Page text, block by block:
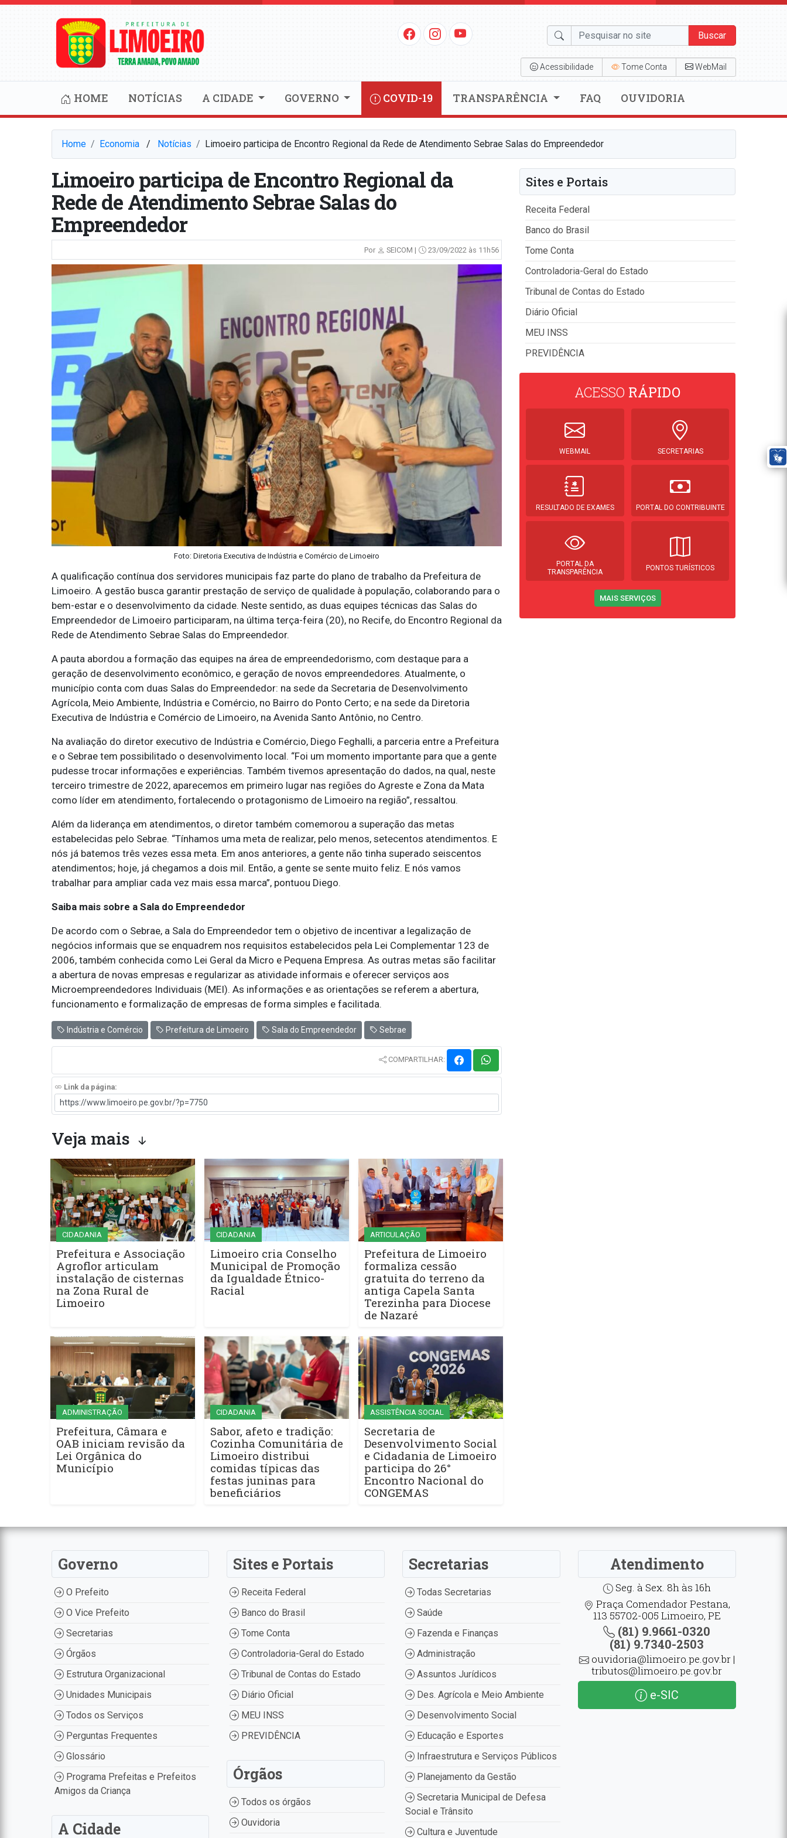
Buscar
Acessibilidade Tome Conta WebMail
HOME NOTÍCIAS A CIDADE GOVERNO COVID-19 TRANSPARÊNCIA FAQ OUVIDORIA
Home Economia⠀/⠀ Notícias Limoeiro participa de Encontro Regional da Rede de Atendimento Sebrae Salas do Empreendedor
Limoeiro participa de Encontro Regional da
Rede de Atendimento Sebrae Salas do
Empreendedor
Por SEICOM | 23/09/2022 às 11h56
Foto: Diretoria Executiva de Indústria e Comércio de Limoeiro
A qualificação contínua dos servidores municipais faz parte do plano de trabalho da Prefeitura de
Limoeiro. A gestão busca garantir prestação de serviço de qualidade à população, colaborando para o
bem-estar e o desenvolvimento da cidade. Neste sentido, as duas equipes técnicas das Salas do
Empreendedor de Limoeiro participaram, na última terça-feira (20), no Recife, do Encontro Regional da
Rede de Atendimento Sebrae Salas do Empreendedor.
A pauta abordou a formação das equipes na área de empreendedorismo, com destaque para a
geração de desenvolvimento econômico, e geração de novos empreendedores. Atualmente, o
município conta com duas Salas do Empreendedor: na sede da Secretaria de Desenvolvimento
Agrícola, Meio Ambiente, Indústria e Comércio, no Bairro do Ponto Certo; e na sede da Diretoria
Executiva de Indústria e Comércio de Limoeiro, na Avenida Santo Antônio, no Centro.
Na avaliação do diretor executivo de Indústria e Comércio, Diego Feghalli, a parceria entre a Prefeitura
e o Sebrae tem possibilitado o desenvolvimento local. “Foi um momento importante para que a gente
pudesse trocar informações e experiências. Também tivemos apresentação do dados, na qual, neste
terceiro trimestre de 2022, aparecemos em primeiro lugar nas regiões do Agreste e Zona da Mata
como líder em atendimento, fortalecendo o protagonismo de Limoeiro na região”, ressaltou.
Além da liderança em atendimentos, o diretor também comemorou a superação das metas
estabelecidas pelo Sebrae. “Tínhamos uma meta de realizar, pelo menos, setecentos atendimentos. E
nós já batemos três vezes essa meta. Em anos anteriores, a gente não tinha superado seiscentos
atendimentos; hoje, já chegamos a dois mil. Então, a gente se sente muito feliz. E nós vamos
trabalhar para ampliar cada vez mais essa marca”, pontuou Diego.
Saiba mais sobre a Sala do Empreendedor
De acordo com o Sebrae, a Sala do Empreendedor tem o objetivo de incentivar a legalização de
negócios informais que se enquadrem nos requisitos estabelecidos pela Lei Complementar 123 de
2006, também conhecida como Lei Geral da Micro e Pequena Empresa. As outras metas são facilitar
a abertura de novas empresas e regularizar as atividade informais e oferecer serviços aos
Microempreendedores Individuais (MEI). As informações e as orientações se referem a abertura,
funcionamento e formalização de empresas de forma simples e facilitada.
Indústria e Comércio Prefeitura de Limoeiro Sala do Empreendedor Sebrae
COMPARTILHAR:
Link da página:
Veja mais
CIDADANIA
Prefeitura e Associação
Agroflor articulam
instalação de cisternas
na Zona Rural de
Limoeiro
CIDADANIA
Limoeiro cria Conselho
Municipal de Promoção
da Igualdade Étnico-
Racial
ARTICULAÇÃO
Prefeitura de Limoeiro
formaliza cessão
gratuita do terreno da
antiga Capela Santa
Terezinha para Diocese
de Nazaré
ADMINISTRAÇÃO
Prefeitura, Câmara e
OAB iniciam revisão da
Lei Orgânica do
Município
CIDADANIA
Sabor, afeto e tradição:
Cozinha Comunitária de
Limoeiro distribui
comidas típicas das
festas juninas para
beneficiários
ASSISTÊNCIA SOCIAL
Secretaria de
Desenvolvimento Social
e Cidadania de Limoeiro
participa do 26°
Encontro Nacional do
CONGEMAS
Sites e Portais
Receita Federal
Banco do Brasil
Tome Conta
Controladoria-Geral do Estado
Tribunal de Contas do Estado
Diário Oficial
MEU INSS
PREVIDÊNCIA
ACESSO RÁPIDO
WEBMAIL SECRETARIAS
RESULTADO DE EXAMES PORTAL DO CONTRIBUINTE
PORTAL DA
TRANSPARÊNCIA
PONTOS TURÍSTICOS
MAIS SERVIÇOS
Governo
O Prefeito
O Vice Prefeito
Secretarias
Órgãos
Estrutura Organizacional
Unidades Municipais
Todos os Serviços
Perguntas Frequentes
Glossário
Programa Prefeitas e Prefeitos
Amigos da Criança
A Cidade
Sites e Portais
Receita Federal
Banco do Brasil
Tome Conta
Controladoria-Geral do Estado
Tribunal de Contas do Estado
Diário Oficial
MEU INSS
PREVIDÊNCIA
Órgãos
Todos os órgãos
Ouvidoria
Secretarias
Todas Secretarias
Saúde
Fazenda e Finanças
Administração
Assuntos Jurídicos
Des. Agrícola e Meio Ambiente
Desenvolvimento Social
Educação e Esportes
Infraestrutura e Serviços Públicos
Planejamento da Gestão
Secretaria Municipal de Defesa
Social e Trânsito
Cultura e Juventude
Atendimento
Seg. à Sex. 8h às 16h
Praça Comendador Pestana,
113 55702-005 Limoeiro, PE
(81) 9.9661-0320
(81) 9.7340-2503
ouvidoria@limoeiro.pe.gov.br |
tributos@limoeiro.pe.gov.br
e-SIC